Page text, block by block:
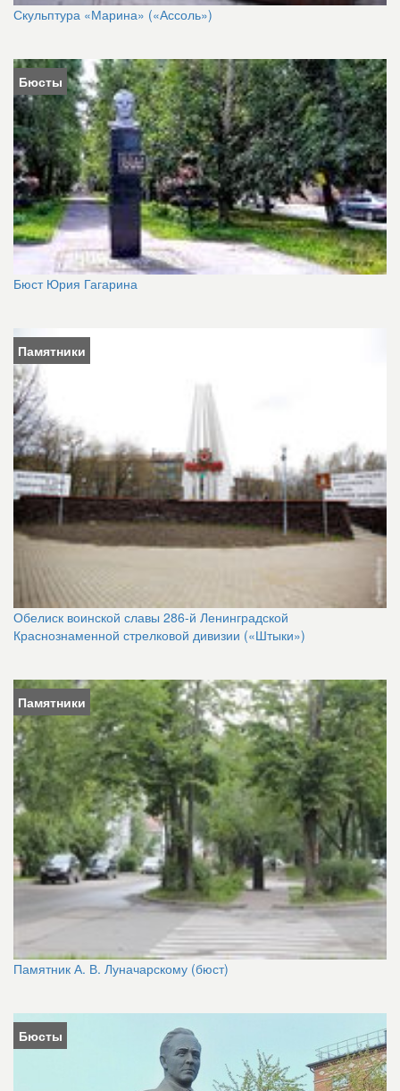
Скульптура «Марина» («Ассоль»)
Бюсты
Бюст Юрия Гагарина
Памятники
Обелиск воинской славы 286-й Ленинградской
Краснознаменной стрелковой дивизии («Штыки»)
Памятники
Памятник А. В. Луначарскому (бюст)
Бюсты